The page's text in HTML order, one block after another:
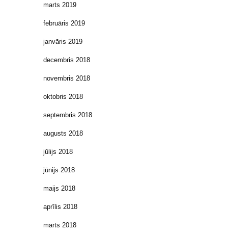
marts 2019
februāris 2019
janvāris 2019
decembris 2018
novembris 2018
oktobris 2018
septembris 2018
augusts 2018
jūlijs 2018
jūnijs 2018
maijs 2018
aprīlis 2018
marts 2018